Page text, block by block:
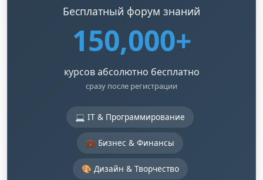
Бесплатный форум знаний
150,000+
курсов абсолютно бесплатно
сразу после регистрации
💻 IT & Программирование
💼 Бизнес & Финансы
🎨 Дизайн & Творчество